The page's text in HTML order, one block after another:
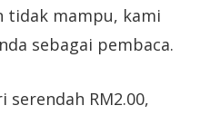
tidak mampu, kami
sebagai pembaca.
RM2.00,